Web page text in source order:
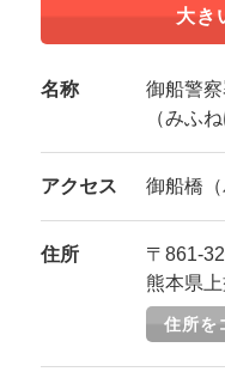
大き
名称
御船警
（みふ
アクセス 御船橋（
住所
〒861-
熊本県
住所を